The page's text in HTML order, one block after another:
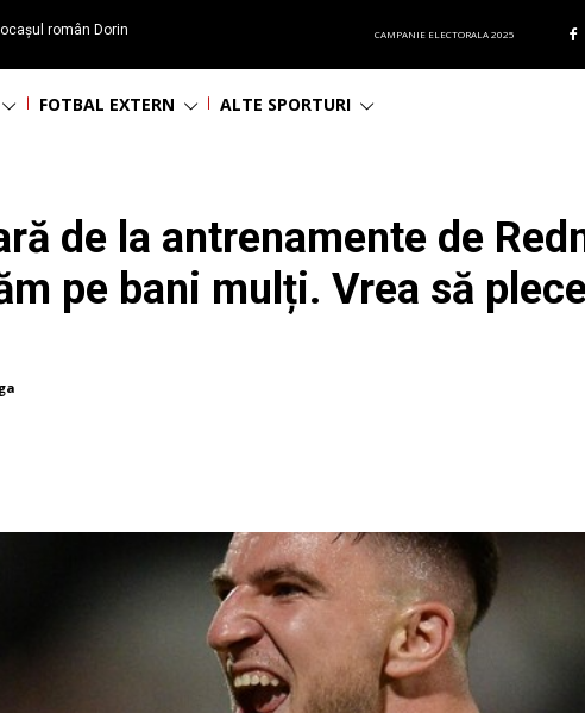
român Dorin
CAMPANIE ELECTORALA 2025
FOTBAL EXTERN ALTE SPORTURI
de la antrenamente de
pe bani mulți. Vrea să